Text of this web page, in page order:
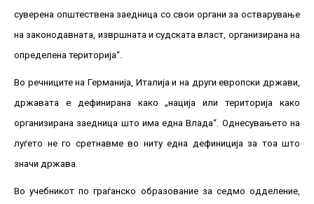
суверена општествена заедница со свои органи за остварување
на законодавната, извршната и судската власт, организирана на
определена територија“.
Во речниците на Германија, Италија и на други европски држави,
државата е дефинирана како „нација или територија како
организирана заедница што има една Влада“. Однесувањето на
луѓето не го сретнавме во ниту една дефиниција за тоа што
значи држава.
Во учебникот по граѓанско образование за седмо одделение,